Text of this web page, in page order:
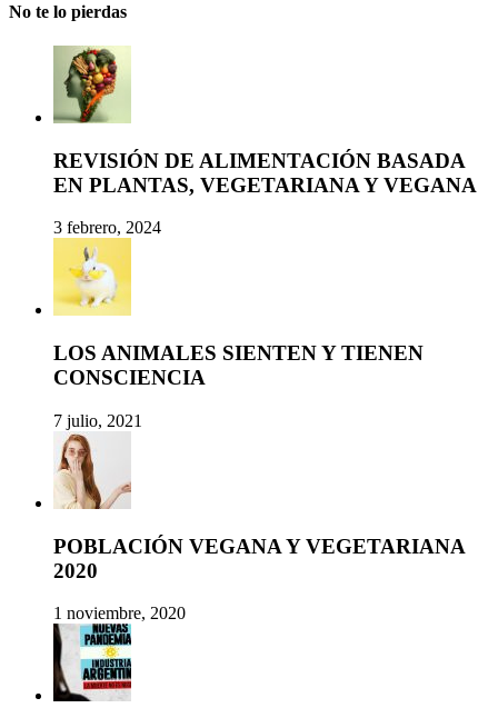
No te lo pierdas
REVISIÓN DE ALIMENTACIÓN BASADA
EN PLANTAS, VEGETARIANA Y VEGANA
3 febrero, 2024
LOS ANIMALES SIENTEN Y TIENEN
CONSCIENCIA
7 julio, 2021
POBLACIÓN VEGANA Y VEGETARIANA
2020
1 noviembre, 2020